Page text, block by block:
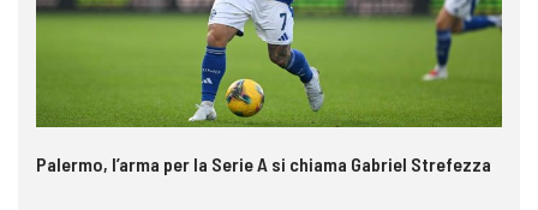
Palermo, l’arma per la Serie A si chiama Gabriel Strefezza